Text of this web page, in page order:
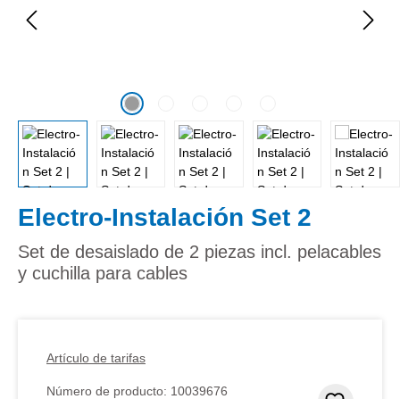
Electro-Instalación Set 2
Set de desaislado de 2 piezas incl. pelacables
y cuchilla para cables
Artículo de tarifas
Número de producto: 10039676